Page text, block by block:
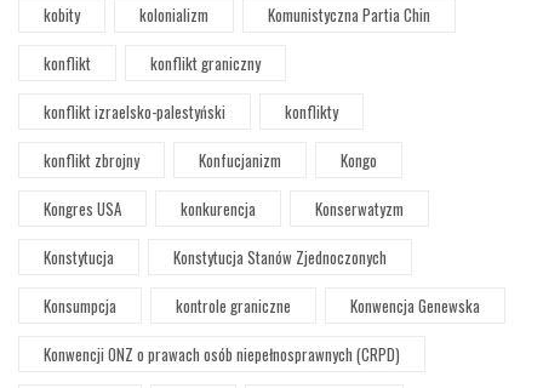
kobity
kolonializm
Komunistyczna Partia Chin
konflikt
konflikt graniczny
konflikt izraelsko-palestyński
konflikty
konflikt zbrojny
Konfucjanizm
Kongo
Kongres USA
konkurencja
Konserwatyzm
Konstytucja
Konstytucja Stanów Zjednoczonych
Konsumpcja
kontrole graniczne
Konwencja Genewska
Konwencji ONZ o prawach osób niepełnosprawnych (CRPD)